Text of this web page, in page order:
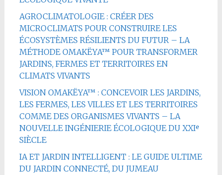
AGROCLIMATOLOGIE : CRÉER DES
MICROCLIMATS POUR CONSTRUIRE LES
ÉCOSYSTÈMES RÉSILIENTS DU FUTUR – LA
MÉTHODE OMAKËYA™ POUR TRANSFORMER
JARDINS, FERMES ET TERRITOIRES EN
CLIMATS VIVANTS
VISION OMAKËYA™ : CONCEVOIR LES JARDINS,
LES FERMES, LES VILLES ET LES TERRITOIRES
COMME DES ORGANISMES VIVANTS – LA
NOUVELLE INGÉNIERIE ÉCOLOGIQUE DU XXIᵉ
SIÈCLE
IA ET JARDIN INTELLIGENT : LE GUIDE ULTIME
DU JARDIN CONNECTÉ, DU JUMEAU